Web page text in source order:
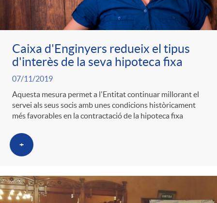
Caixa d'Enginyers redueix el tipus
d'interès de la seva hipoteca fixa
07/11/2019
Aquesta mesura permet a l'Entitat continuar millorant el
servei als seus socis amb unes condicions històricament
més favorables en la contractació de la hipoteca fixa
+